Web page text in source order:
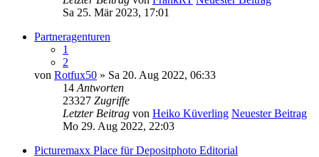
Sa 25. Mär 2023, 17:01
Partneragenturen
1
2
von Rotfux50 » Sa 20. Aug 2022, 06:33
14 Antworten
23327 Zugriffe
Letzter Beitrag von Heiko Küverling Neuester Beitrag
Mo 29. Aug 2022, 22:03
Picturemaxx Place für Depositphoto Editorial